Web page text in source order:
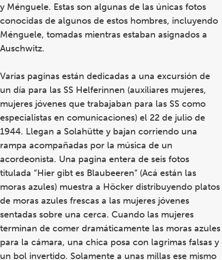
y Ménguele. Estas son algunas de las únicas fotos
conocidas de algunos de estos hombres, incluyendo
Ménguele, tomadas mientras estaban asignados a
Auschwitz.
Varias paginas están dedicadas a una excursión de
un día para las SS Helferinnen (auxiliares mujeres,
mujeres jóvenes que trabajaban para las SS como
especialistas en comunicaciones) el 22 de julio de
1944. Llegan a Solahütte y bajan corriendo una
rampa acompañadas por la música de un
acordeonista. Una pagina entera de seis fotos
titulada “Hier gibt es Blaubeeren” (Acá están las
moras azules) muestra a Höcker distribuyendo platos
de moras azules frescas a las mujeres jóvenes
sentadas sobre una cerca. Cuando las mujeres
terminan de comer dramáticamente las moras azules
para la cámara, una chica posa con lagrimas falsas y
un bol invertido. Solamente a unas millas ese mismo